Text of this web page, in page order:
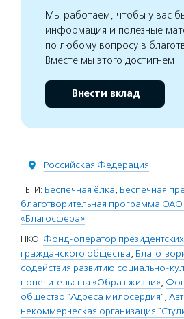
Мы работаем, чтобы у вас
информация и полезные
по любому вопросу в
Вместе мы этого достигнем
Внести вклад
Российская Федерация
ТЕГИ: Беспечная ёлка, Беспечная
благотворительная программа ОАО
«Благосфера»
НКО: Фонд-оператор
гражданского общества,
содействия развитию социально-
попечительства «Образ жизни»,
общество "Адреса милосердия",
некоммерческая организация